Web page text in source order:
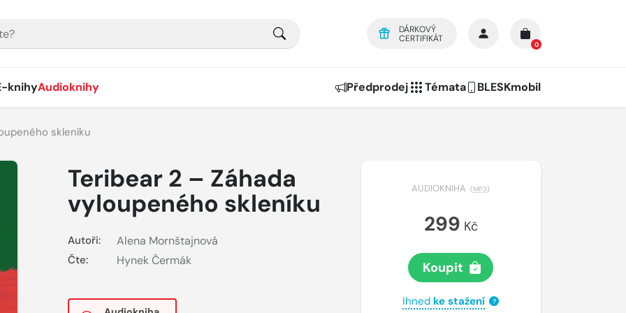
DÁRKOVÝ
CERTIFIKÁT
0
knihyAudioknihy Předprodej Témata BLESKmobil
skleníku
Teribear 2 – Záhada
vyloupeného skleníku
Autoři: Alena Mornštajnová
Čte: Hynek Čermák
AUDIOKNIHA (MP3)
299 Kč
Koupit
Ihned ke stažení ?